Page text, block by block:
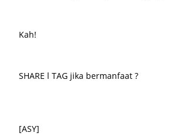
Kah!
SHARE l TAG jika bermanfaat ?
[ASY]